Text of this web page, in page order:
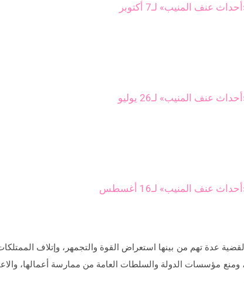
عنف المنيب» لـ7 أكتوبر
عنف المنيب» لـ16 أغسطس
عدة تهم من بينها استعراض القوة والتجمهر، وإتلاف
ومنع مؤسسات الدولة والسلطات العامة من ممارسة أعمالها،